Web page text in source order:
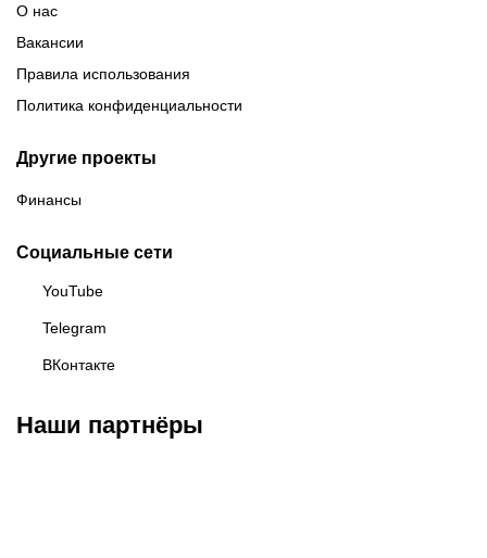
О нас
Вакансии
Правила использования
Политика конфиденциальности
Другие проекты
Финансы
Социальные сети
YouTube
Telegram
ВКонтакте
Наши партнёры